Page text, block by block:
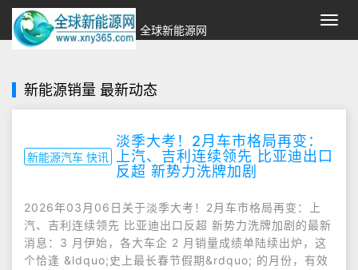
切
换
全球新能源网
新能源销量 最新动态
新能源汽车 快讯
淡季大考！2月车市格局再变：
上汽、吉利连续领先 比亚迪出口
反超 新势力洗牌加剧
2026年03月06日关于淡季大考！2月车市格局再变：上
汽、吉利连续领先 比亚迪出口反超 新势力洗牌加剧的最新
消息：3 月伊始，各大车企 2 月销量成绩单陆续出炉，这
个恰逢 &ldquo;史上最长春节假期&rdquo; 的月份，有效